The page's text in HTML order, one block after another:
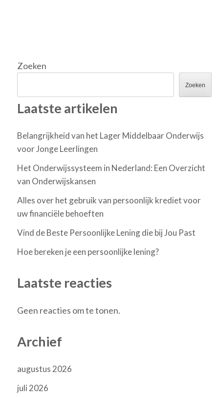
Zoeken
Zoeken
Laatste artikelen
Belangrijkheid van het Lager Middelbaar Onderwijs
voor Jonge Leerlingen
Het Onderwijssysteem in Nederland: Een Overzicht
van Onderwijskansen
Alles over het gebruik van persoonlijk krediet voor
uw financiële behoeften
Vind de Beste Persoonlijke Lening die bij Jou Past
Hoe bereken je een persoonlijke lening?
Laatste reacties
Geen reacties om te tonen.
Archief
augustus 2026
juli 2026